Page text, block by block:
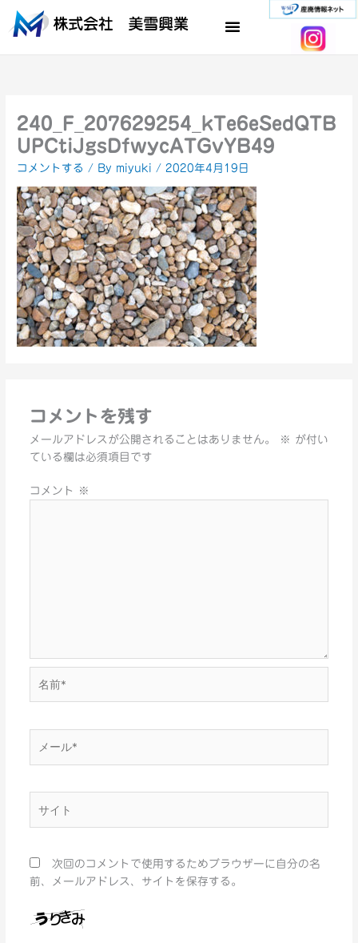
240_F_207629254_kTe6eSedQTB
UPCtiJgsDfwycATGvYB49
コメントする / By miyuki /2020年4月19日
コメントを残す
メールアドレスが公開されることはありません。 ※ が付い
ている欄は必須項目です
コメント ※
ー
*
次回のコメントで使用するためブラウザーに自分の名
前、メールアドレス、サイトを保存する。